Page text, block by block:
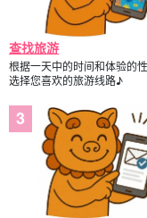
查找旅游
根据一天中的时间和体验的性
选择您喜欢的旅游线路♪